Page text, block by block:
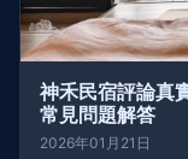
神禾民宿評論真
常見問題解答
2026年01月21日